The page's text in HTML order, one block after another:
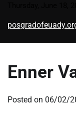
content
Enner
Posted on 06/02/